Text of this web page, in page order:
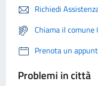
Richiedi
Chiama il
Prenota un
Problemi in città